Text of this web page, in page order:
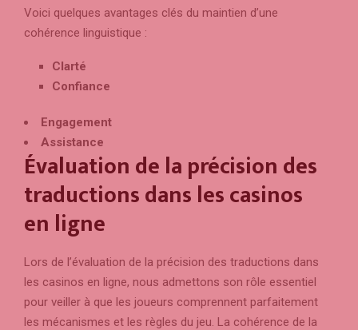
Voici quelques avantages clés du maintien d’une
cohérence linguistique :
Clarté
Confiance
Engagement
Assistance
Évaluation de la précision des
traductions dans les casinos
en ligne
Lors de l’évaluation de la précision des traductions dans
les casinos en ligne, nous admettons son rôle essentiel
pour veiller à que les joueurs comprennent parfaitement
les mécanismes et les règles du jeu. La cohérence de la